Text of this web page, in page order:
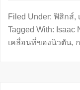
Filed Under: ฟิสิกส์,
Tagged With: Isaac
เคลื่อนที่ของนิวตัน,